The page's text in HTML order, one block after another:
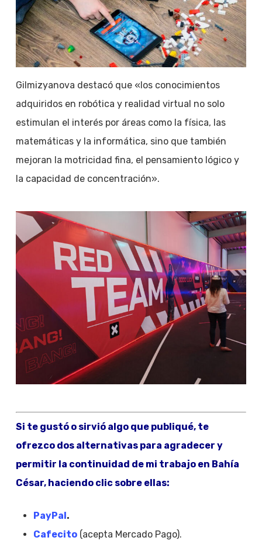
Gilmizyanova destacó que «los conocimientos
adquiridos en robótica y realidad virtual no solo
estimulan el interés por áreas como la física, las
matemáticas y la informática, sino que también
mejoran la motricidad fina, el pensamiento lógico y
la capacidad de concentración».
Si te gustó o sirvió algo que publiqué, te
ofrezco dos alternativas para agradecer y
permitir la continuidad de mi trabajo en Bahía
César, haciendo clic sobre ellas:
PayPal.
Cafecito(acepta Mercado Pago).